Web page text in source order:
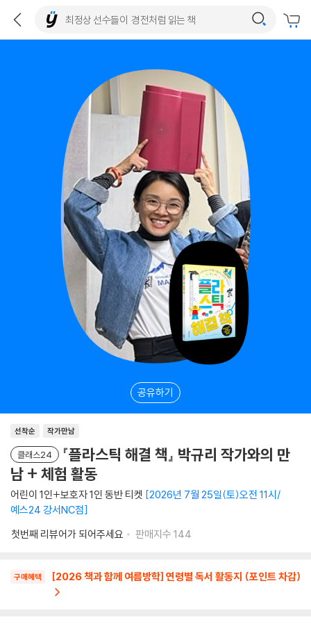
공유하기
선착순 작가만남
클래스24
『플라스틱 해결 책』 박규리 작가와의 만
남 + 체험 활동
어린이 1인+보호자 1인 동반 티켓 2026년 7월 25일(토)오전 11시/
예스24 강서NC점
첫번째 리뷰어가 되어주세요
판매지수 144
구매혜택 [2026 책과 함께 여름방학] 연령별 독서 활동지 (포인트 차감)